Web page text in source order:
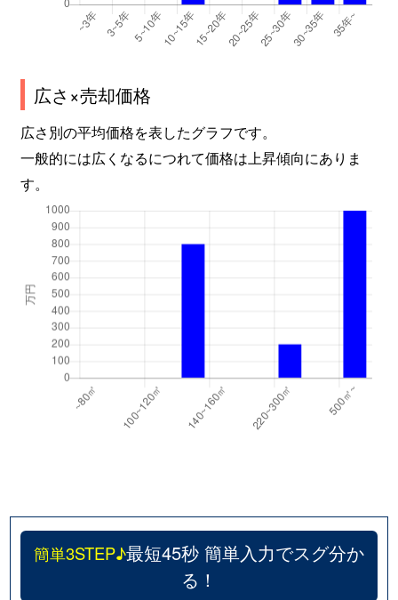
広さ×売却価格
広さ別の平均価格を表したグラフです。
一般的には広くなるにつれて価格は上昇傾向にありま
す。
簡単3STEP♪最短45秒 簡単入力でスグ分か
る！